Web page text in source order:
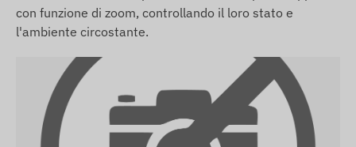
Se acquisti un abbonamento software insieme
al dispositivo, ma non la scheda SIM, ti
consegneremo il dispositivo già registrato nel
nostro software e pronto all'uso. Tuttavia, il
reperimento, l'impostazione e la gestione della
scheda SIM rimangono di tua competenza.
Se acquisti la scheda SIM da noi insieme al
con funzione di zoom, controllando il loro stato e
l'ambiente circostante.